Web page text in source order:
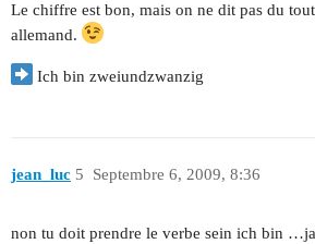
Le chiffre est bon, mais on ne dit pas du
allemand.
Ich bin zweiundzwanzig
jean_luc Septembre 6, 2009, 8:36
5
non tu doit prendre le verbe sein ich bin